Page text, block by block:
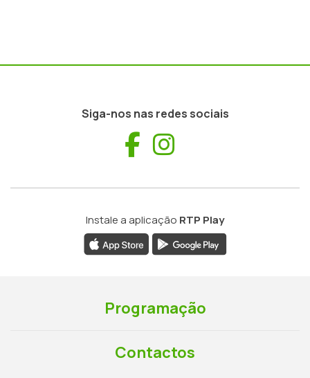
Siga-nos nas redes sociais
Facebook
Instale a aplicação RTP Play
Programação
Contactos